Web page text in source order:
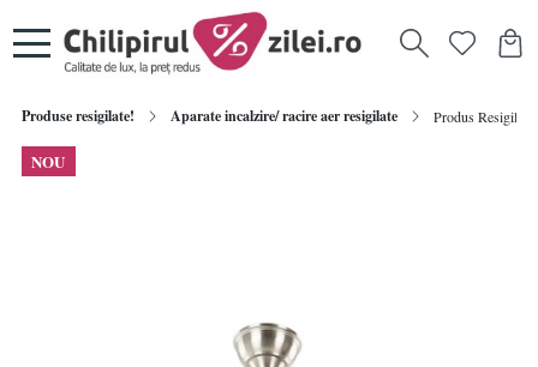
Produse resigilate! Aparate incalzire/ racire aer resigilate Produs Resigilat
NOU